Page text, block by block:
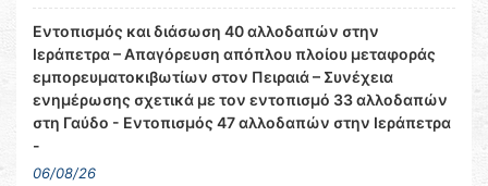
Εντοπισμός και διάσωση 40 αλλοδαπών στην
Ιεράπετρα – Απαγόρευση απόπλου πλοίου μεταφοράς
εμπορευματοκιβωτίων στον Πειραιά – Συνέχεια
ενημέρωσης σχετικά με τον εντοπισμό 33 αλλοδαπών
στη Γαύδο - Εντοπισμός 47 αλλοδαπών στην Ιεράπετρα
-
06/08/26